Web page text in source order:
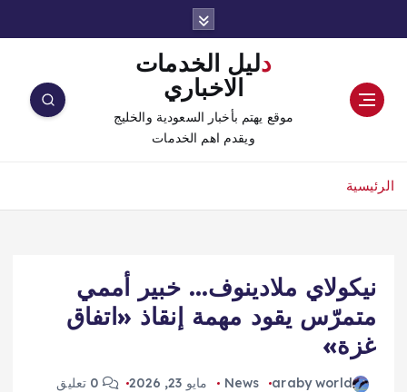
دليل الخدمات
الاخباري
موقع يهتم بأخبار السعودية والخليج
ويقدم اهم الخدمات
الرئيسية
نيكولاي ملادينوف… خبير أممي
متمرّس يقود مهمة إنقاذ «اتفاق
غزة»
araby world
News مايو 23, 2026